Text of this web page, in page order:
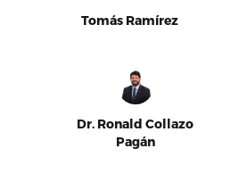
Tomás Ramírez
Dr. Ronald Collazo
Pagán